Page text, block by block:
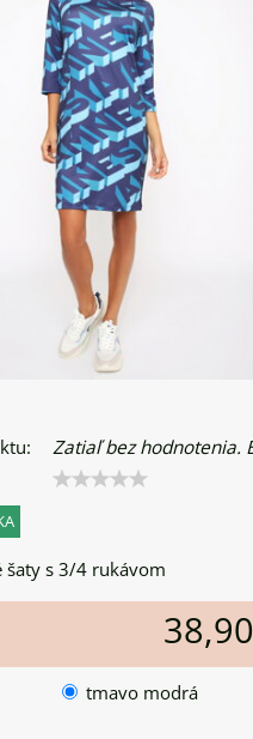
Zatiaľ bez hodnotenia.
šaty s 3/4 rukávom
tmavo modrá